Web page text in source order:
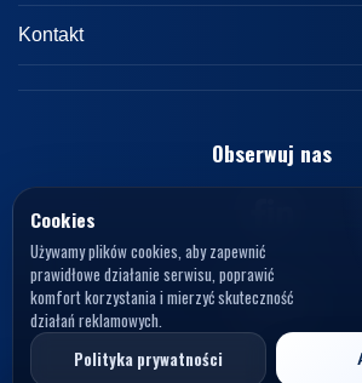
Redakcja
Kontakt
Reklama
Zasady współpracy
Kontakt
kontakt@knews.pl
Polska
NIP: 7272595979
Obserwuj nas
© 2026 KNews. Wszelkie prawa
Cookies
Używamy plików cookies, aby zapewnić
prawidłowe działanie serwisu, poprawić
komfort korzystania i mierzyć skuteczność
działań reklamowych.
Polityka prywatności